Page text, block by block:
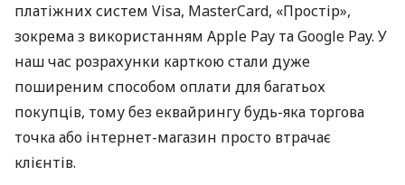
платіжних систем Visa, MasterCard, «Простір»,
зокрема з використанням Apple Pay та Google Pay. У
наш час розрахунки карткою стали дуже
поширеним способом оплати для багатьох
покупців, тому без еквайрингу будь-яка торгова
точка або інтернет-магазин просто втрачає
клієнтів.